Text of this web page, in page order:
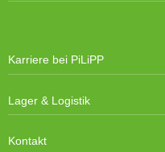
Karriere bei PiLiPP
Lager & Logistik
Kontakt